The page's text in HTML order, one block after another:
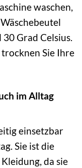
waschen,
Grad Celsius.
Sie Ihre
im Alltag
einsetzbar
Sie ist die
da sie